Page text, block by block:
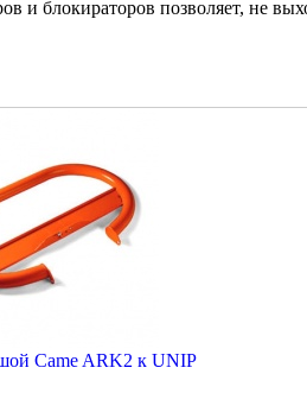
и блокираторов позволяет, не
Came ARK2 к UNIP